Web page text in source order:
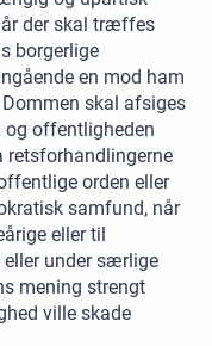
der skal træffes
borgerlige
en mod ham
skal afsiges
og offentligheden
retsforhandlingerne
orden eller
samfund, når
eller til
eller under særlige
mening strengt
ville skade